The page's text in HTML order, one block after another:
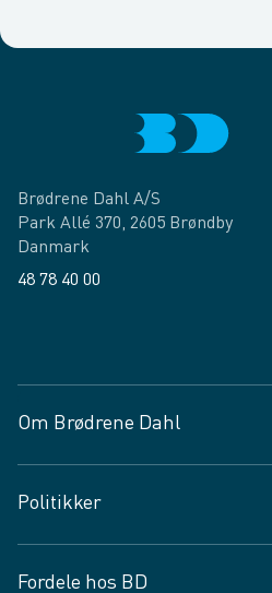
Brødrene Dahl A/S
Park Allé 370, 2605 Brøndby
Danmark
48 78 40 00
Om Brødrene Dahl
Vagttelefon 30 10 89 89
Spørgsmål og svar
Job og karriere
Politikker
Fordele hos BD